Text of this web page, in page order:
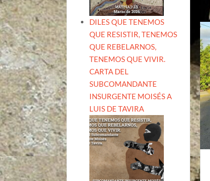
DILES QUE TENEMOS
QUE RESISTIR, TENEMOS
QUE REBELARNOS,
TENEMOS QUE VIVIR.
CARTA DEL
SUBCOMANDANTE
INSURGENTE MOISÉS A
LUIS DE TAVIRA